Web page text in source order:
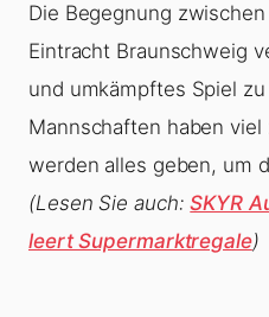
Die Begegnung
Eintracht Braunschweig
und umkämpftes Spiel
Mannschaften haben
werden alles geben, um
(Lesen Sie auch:SKYR
leert Supermarktregale)